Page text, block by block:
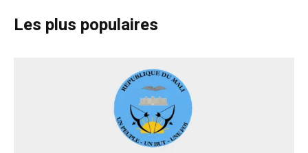
Les plus populaires